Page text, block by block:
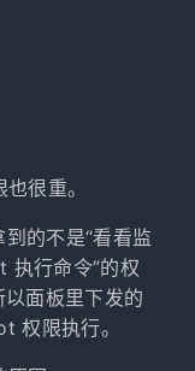
很重。
的不是“看看监
执行命令”的权
面板里下发的
权限执行。